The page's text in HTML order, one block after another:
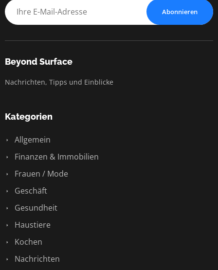
Abonnieren
Beyond Surface
Nachrichten, Tipps und Einblicke
Kategorien
Allgemein
Finanzen & Immobilien
Frauen / Mode
Geschäft
Gesundheit
Haustiere
Kochen
Nachrichten